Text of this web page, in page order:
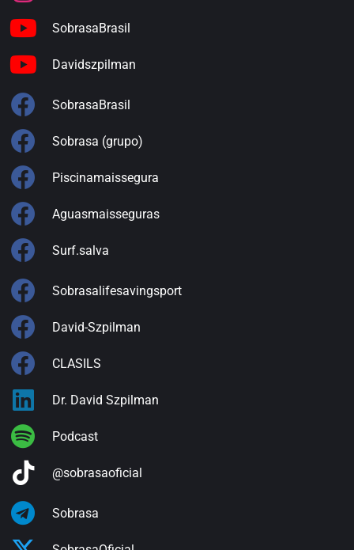
SobrasaBrasil
Davidszpilman
SobrasaBrasil
Sobrasa (grupo)
Piscinamaissegura
Aguasmaisseguras
Surf.salva
Sobrasalifesavingsport
David-Szpilman
CLASILS
Dr. David Szpilman
Podcast
@sobrasaoficial
Sobrasa